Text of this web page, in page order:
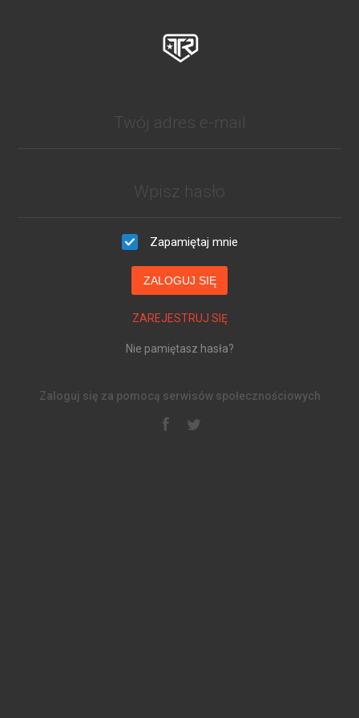
Zapamiętaj mnie
ZALOGUJ SIĘ
ZAREJESTRUJ SIĘ
Nie pamiętasz hasła?
Zaloguj się za pomocą serwisów społecznościowych